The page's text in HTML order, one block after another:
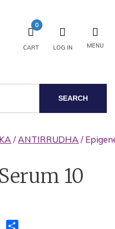
CART
0
LOG IN MENU
SEARCH
/ ANTIRRUDHA /
10